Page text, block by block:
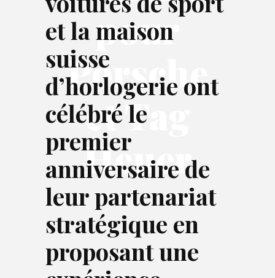
pour
Porsche
et Tag
Heuer
et la maison
suisse
d’horlogerie ont
célébré le
premier
anniversaire de
leur partenariat
stratégique en
proposant une